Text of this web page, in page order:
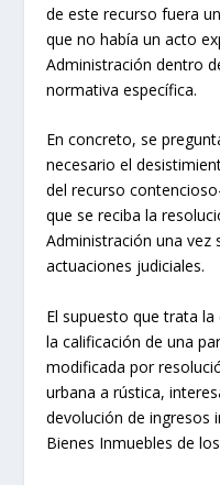
de este recurso fuera
que no había un acto
Administración dentro
normativa específica.
En concreto, se
necesario el
del recurso
que se reciba la
Administración una vez
actuaciones judiciales.
El supuesto que trata
la calificación de una
modificada por
urbana a rústica,
devolución de ingresos
Bienes Inmuebles de